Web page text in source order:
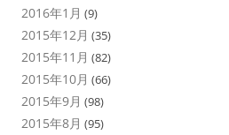
2016年1月 (9)
2015年12月 (35)
2015年11月 (82)
2015年10月 (66)
2015年9月 (98)
2015年8月 (95)